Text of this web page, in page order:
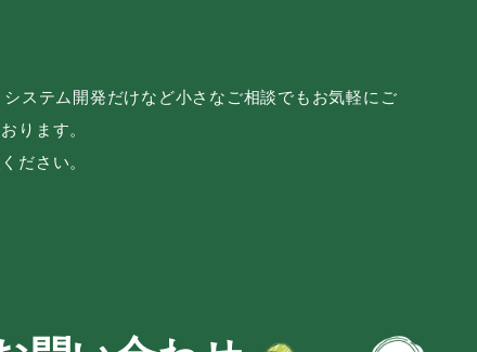
ステム開発だけなど小さなご相談でもお気軽にご
ります。
ださい。